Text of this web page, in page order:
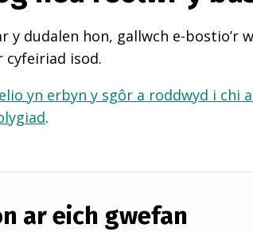
y dudalen hon, gallwch e-bostio’r
cyfeiriad isod.
yn erbyn y sgôr a roddwyd i chi
.
ar eich gwefan